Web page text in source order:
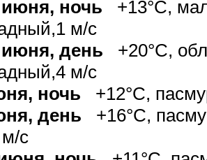
ночь +13°C,
м/с
день +20°C,
м/с
ночь +12°C,
день +16°C,
с